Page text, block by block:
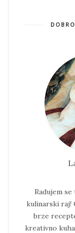
Radujem
kulinarski raj!
brze
kreativno